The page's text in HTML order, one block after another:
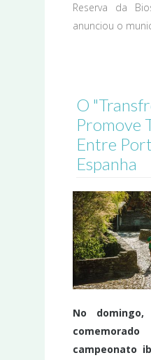
Reserva da
anunciou o
O
Promove
Entre
Espanha
No
campeonato